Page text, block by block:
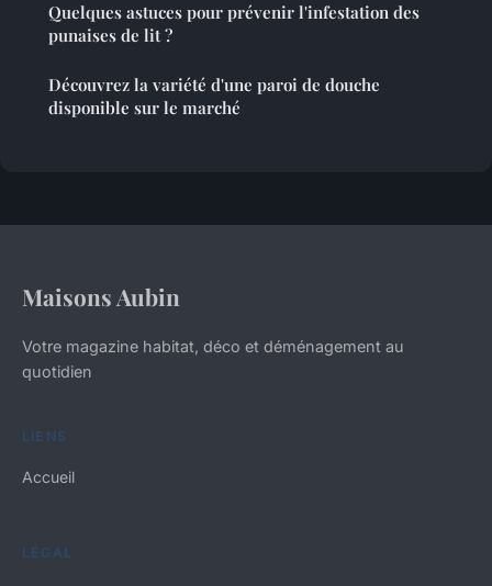
Quelques astuces pour prévenir l'infestation des
punaises de lit ?
Découvrez la variété d'une paroi de douche
disponible sur le marché
Maisons Aubin
Votre magazine habitat, déco et déménagement au
quotidien
LIENS
Accueil
LÉGAL